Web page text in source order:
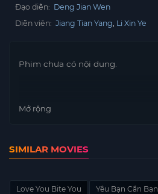
Đạo diễn: Deng Jian Wen
Diễn viên: Jiang Tian Yang Li Xin Ye
Phim chưa có nội dung.
Mở rộng
SIMILAR MOVIES
Love You Bite You Yêu Bạn Cắn Bạn